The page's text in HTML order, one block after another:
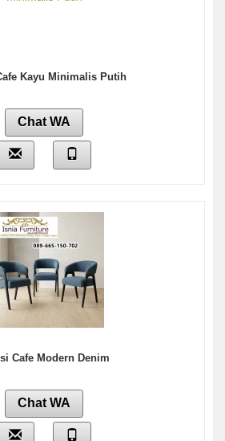
Kayu Minimalis Putih
Chat WA
Cafe Modern Denim
Chat WA